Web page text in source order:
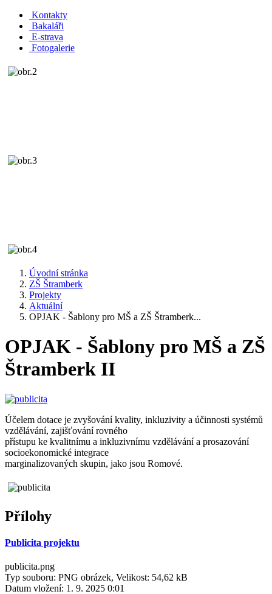
Kontakty
Bakaláři
E-strava
Fotogalerie
Úvodní stránka
ZŠ Štramberk
Projekty
Aktuální
OPJAK - Šablony pro MŠ a ZŠ Štramberk...
OPJAK - Šablony pro MŠ a ZŠ
Štramberk II
Účelem dotace je zvyšování kvality, inkluzivity a účinnosti systémů
vzdělávání, zajišťování rovného
přístupu ke kvalitnímu a inkluzivnímu vzdělávání a prosazování
socioekonomické integrace
marginalizovaných skupin, jako jsou Romové.
Přílohy
Publicita projektu
publicita.png
Typ souboru: PNG obrázek, Velikost: 54,62 kB
Datum vložení: 1. 9. 2025 0:01